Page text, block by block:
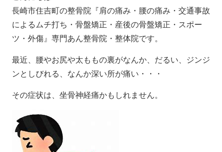
長崎市住吉町の整骨院『肩の痛み・腰の痛み・交通事故
によるムチ打ち・骨盤矯正・産後の骨盤矯正・スポー
ツ・外傷』専門あん整骨院・整体院です。
最近、腰やお尻や太ももの裏がなんか、だるい、ジンジ
ンとしびれる、なんか深い所が痛い・・・
その症状は、坐骨神経痛かもしれません。